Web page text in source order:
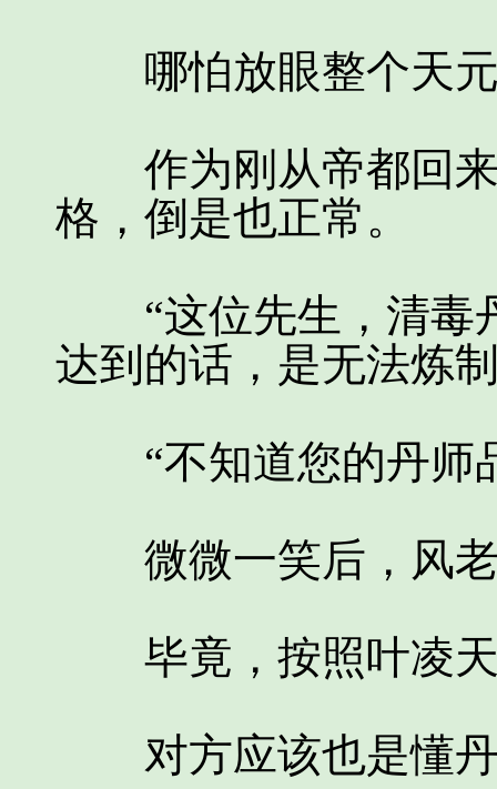
哪怕放眼整个天元
作为刚从帝都回来
格，倒是也正常。
“这位先生，清毒
达到的话，是无法炼
“不知道您的丹师
微微一笑后，风老
毕竟，按照叶凌天
对方应该也是懂丹